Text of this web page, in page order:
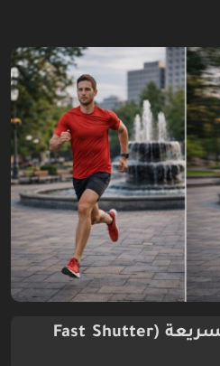
أولًا: سرعة الغالق السريعة (Fast Shutter